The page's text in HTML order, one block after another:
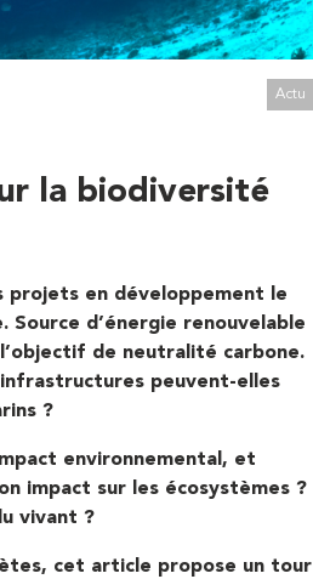
Actu
la biodiversité
projets en développement le
d’énergie renouvelable
de neutralité carbone.
infrastructures peuvent-elles
?
environnemental, et
impact sur les écosystèmes ?
vivant ?
cet article propose un tour